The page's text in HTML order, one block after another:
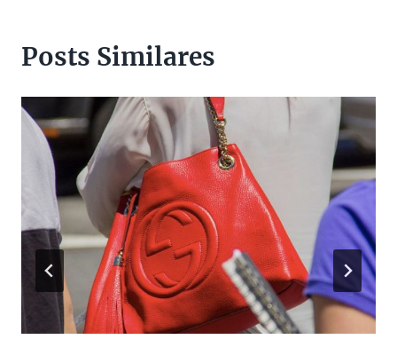
Posts Similares